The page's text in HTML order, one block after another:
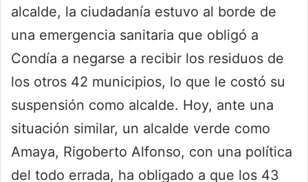
alcalde, la ciudadanía estuvo al borde de
una emergencia sanitaria que obligó a
Condía a negarse a recibir los residuos de
los otros 42 municipios, lo que le costó su
suspensión como alcalde. Hoy, ante una
situación similar, un alcalde verde como
Amaya, Rigoberto Alfonso, con una política
del todo errada, ha obligado a que los 43